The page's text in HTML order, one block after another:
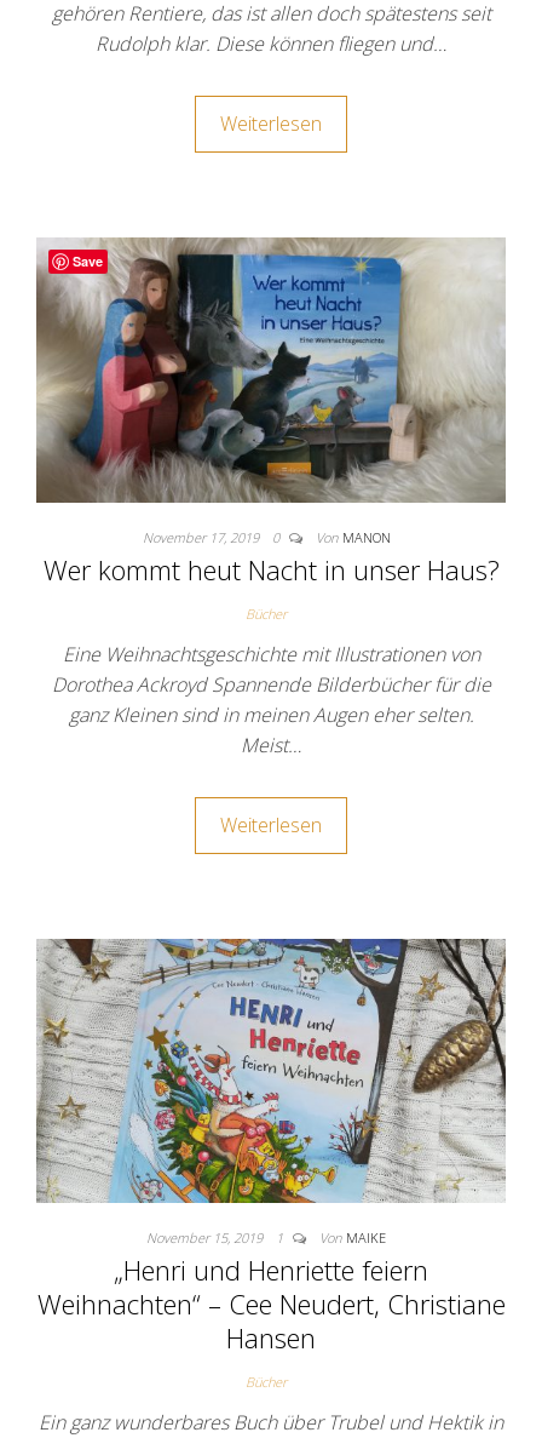
gehören Rentiere, das ist allen doch spätestens seit
Rudolph klar. Diese können fliegen und…
Weiterlesen
November 17, 2019 0 Von MANON
Wer kommt heut Nacht in unser Haus?
Bücher
Eine Weihnachtsgeschichte mit Illustrationen von
Dorothea Ackroyd Spannende Bilderbücher für die
ganz Kleinen sind in meinen Augen eher selten.
Meist…
Weiterlesen
November 15, 2019 1 Von MAIKE
„Henri und Henriette feiern
Weihnachten“ – Cee Neudert, Christiane
Hansen
Bücher
Ein ganz wunderbares Buch über Trubel und Hektik in
Save